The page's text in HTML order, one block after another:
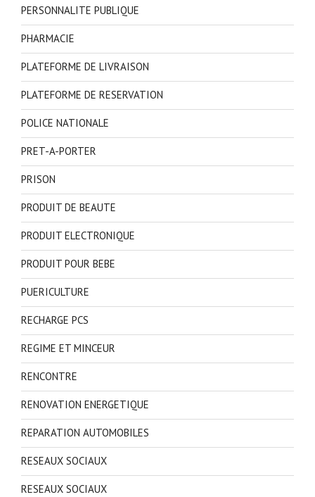
PERSONNALITE PUBLIQUE
PHARMACIE
PLATEFORME DE LIVRAISON
PLATEFORME DE RESERVATION
POLICE NATIONALE
PRET-A-PORTER
PRISON
PRODUIT DE BEAUTE
PRODUIT ELECTRONIQUE
PRODUIT POUR BEBE
PUERICULTURE
RECHARGE PCS
REGIME ET MINCEUR
RENCONTRE
RENOVATION ENERGETIQUE
REPARATION AUTOMOBILES
RESEAUX SOCIAUX
RESEAUX SOCIAUX